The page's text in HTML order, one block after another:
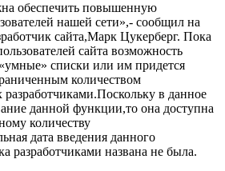
обеспечить повышенную
нашей сети»,- сообщил на
сайта,Марк Цукерберг. Пока
сайта возможность
списки или им придется
количеством
в данное
данной функции,то она доступна
количеству
дата введения данного
разработчиками названа не была.